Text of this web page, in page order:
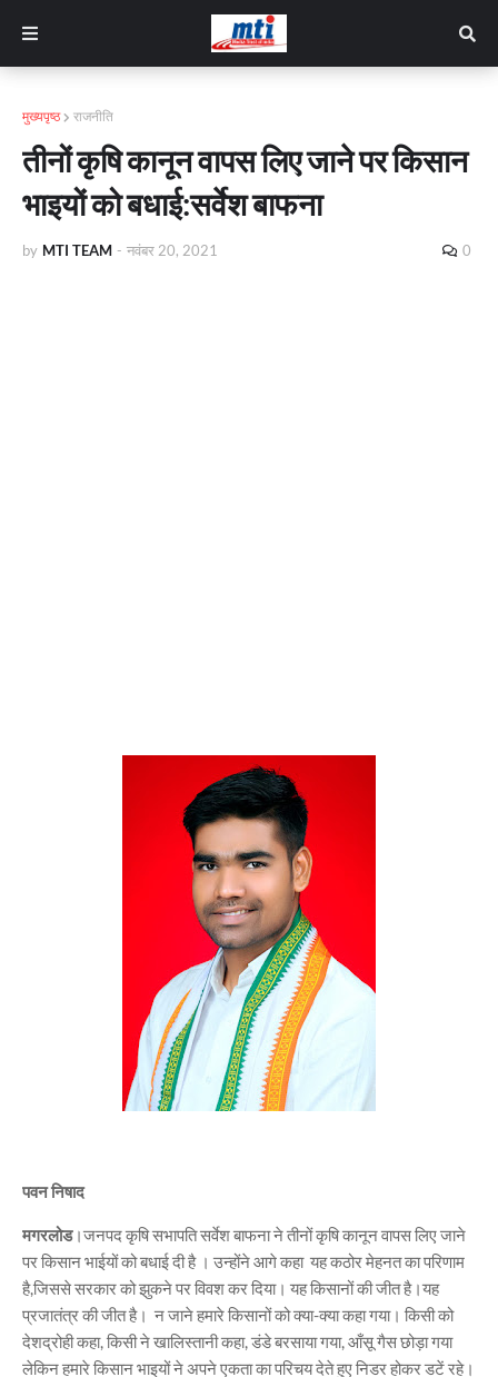
मुख्यपृष्ठ राजनीति
तीनों कृषि कानून वापस लिए जाने पर किसान
भाइयों को बधाई:सर्वेश बाफना
by MTI TEAM - नवंबर 20, 2021 0
पवन निषाद
मगरलोड।जनपद कृषि सभापति सर्वेश बाफना ने तीनों कृषि कानून वापस लिए जाने
पर किसान भाईयों को बधाई दी है । उन्होंने आगे कहा यह कठोर मेहनत का परिणाम
है,जिससे सरकार को झुकने पर विवश कर दिया। यह किसानों की जीत है।यह
प्रजातंत्र की जीत है। न जाने हमारे किसानों को क्या-क्या कहा गया। किसी को
देशद्रोही कहा, किसी ने खालिस्तानी कहा, डंडे बरसाया गया, आँसू गैस छोड़ा गया
लेकिन हमारे किसान भाइयों ने अपने एकता का परिचय देते हुए निडर होकर डटें रहे।